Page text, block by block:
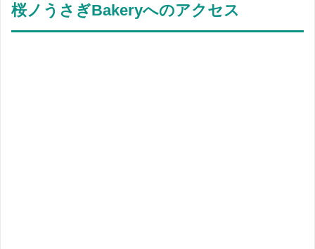
桜ノうさぎBakeryへのアクセス